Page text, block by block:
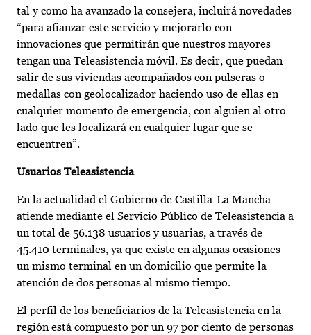
tal y como ha avanzado la consejera, incluirá novedades
“para afianzar este servicio y mejorarlo con
innovaciones que permitirán que nuestros mayores
tengan una Teleasistencia móvil. Es decir, que puedan
salir de sus viviendas acompañados con pulseras o
medallas con geolocalizador haciendo uso de ellas en
cualquier momento de emergencia, con alguien al otro
lado que les localizará en cualquier lugar que se
encuentren”.
Usuarios Teleasistencia
En la actualidad el Gobierno de Castilla-La Mancha
atiende mediante el Servicio Público de Teleasistencia a
un total de 56.138 usuarios y usuarias, a través de
45.410 terminales, ya que existe en algunas ocasiones
un mismo terminal en un domicilio que permite la
atención de dos personas al mismo tiempo.
El perfil de los beneficiarios de la Teleasistencia en la
región está compuesto por un 97 por ciento de personas